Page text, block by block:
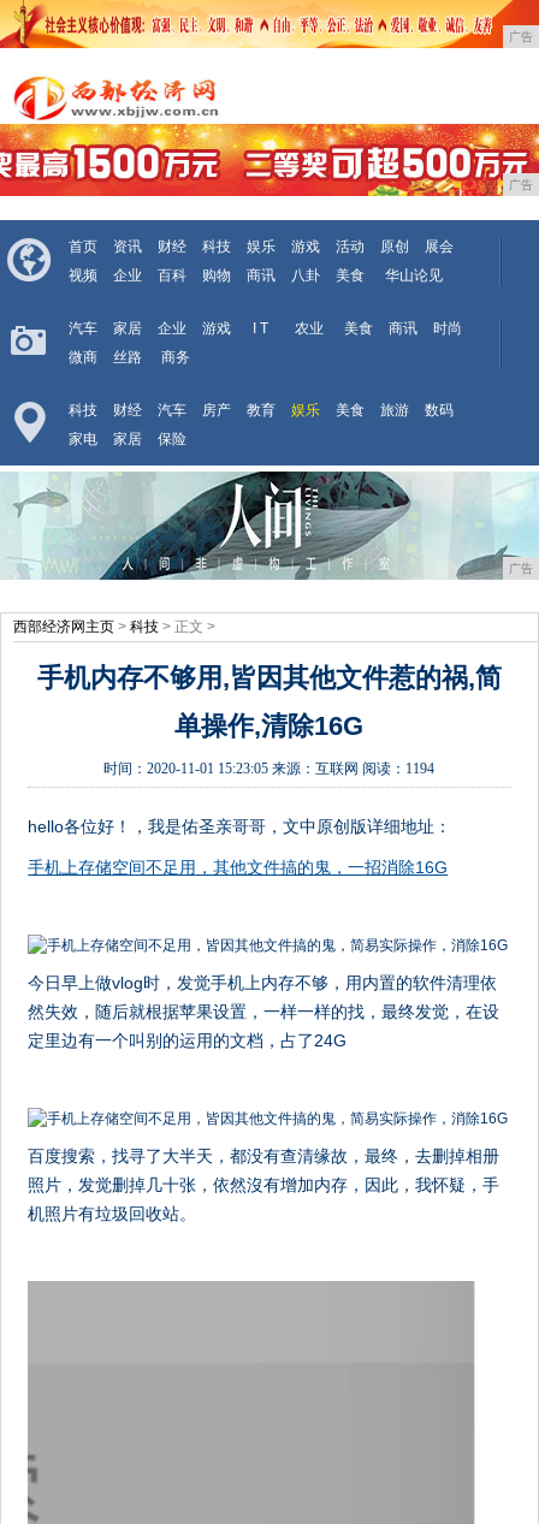
广告
广告
首页 资讯 财经 科技 娱乐 游戏 活动 原创
展会
视频
企业 百科 购物 商讯 八卦 美食 华山论见
汽车 家居 企业 游戏 I T 农业 美食 商讯
时尚
微商
丝路 商务
科技 财经 汽车 房产 教育 娱乐 美食 旅游
数码
家电
家居 保险
广告
西部经济网主页 > 科技 > 正文 >
手机内存不够用,皆因其他文件惹的祸,简
单操作,清除16G
时间：2020-11-01 15:23:05 来源：互联网 阅读：1194
hello各位好！，我是佑圣亲哥哥，文中原创版详细地址：
手机上存储空间不足用，其他文件搞的鬼，一招消除16G
今日早上做vlog时，发觉手机上内存不够，用内置的软件清理依
然失效，随后就根据苹果设置，一样一样的找，最终发觉，在设
定里边有一个叫别的运用的文档，占了24G
百度搜索，找寻了大半天，都没有查清缘故，最终，去删掉相册
照片，发觉删掉几十张，依然沒有增加内存，因此，我怀疑，手
机照片有垃圾回收站。